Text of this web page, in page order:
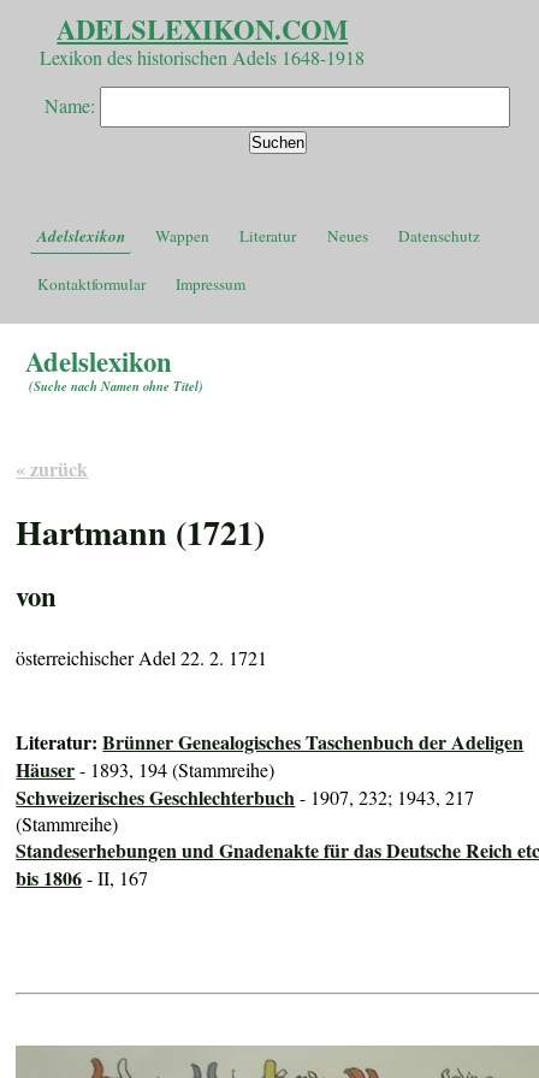
ADELSLEXIKON.COM
Lexikon des historischen Adels 1648-1918
Name:
Adelslexikon Wappen Literatur Neues Datenschutz
Kontaktformular Impressum
Adelslexikon
(Suche nach Namen ohne Titel)
« zurück
Hartmann (1721)
von
österreichischer Adel 22. 2. 1721
Literatur:Brünner Genealogisches Taschenbuch der Adeligen
Häuser- 1893, 194 (Stammreihe)
Schweizerisches Geschlechterbuch- 1907, 232; 1943, 217
(Stammreihe)
Standeserhebungen und Gnadenakte für das Deutsche Reich
bis 1806- II, 167